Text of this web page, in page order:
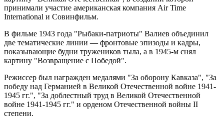
принимали участие американская компания Air Time
International и Совинфильм.
В фильме 1943 года "Рыбаки-патриоты" Валиев объединил
две тематические линии — фронтовые эпизоды и кадры,
показывающие будни тружеников тыла, а в 1945-м снял
картину "Возвращение с Победой".
Режиссер был награжден медалями "За оборону Кавказа", "За
победу над Германией в Великой Отечественной войне 1941-
1945 гг.", "За доблестный труд в Великой Отечественной
войне 1941-1945 гг." и орденом Отечественной войны II
степени.